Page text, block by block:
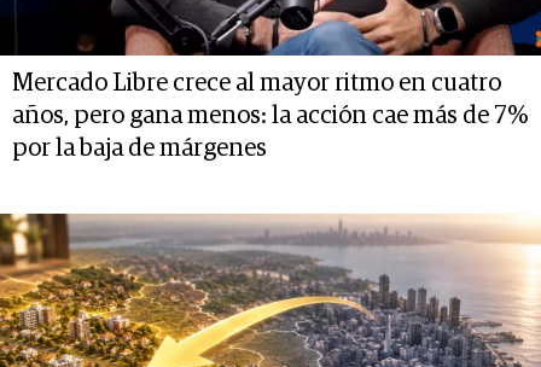
Mercado Libre crece al mayor ritmo en cuatro
años, pero gana menos: la acción cae más de 7%
por la baja de márgenes